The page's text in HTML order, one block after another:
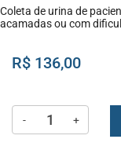
Coleta de urina de
acamadas ou com
R$ 136,00
- +